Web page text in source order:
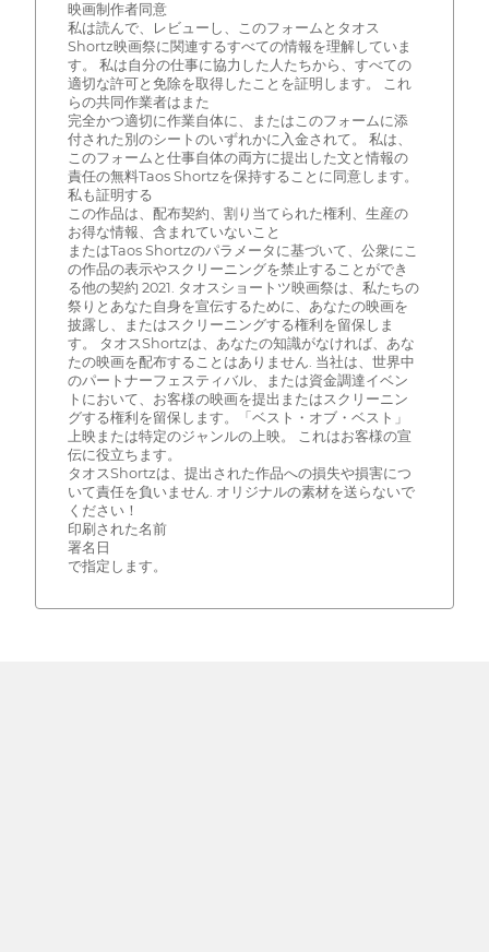
映画制作者同意
私は読んで、レビューし、このフォームとタオス
Shortz映画祭に関連するすべての情報を理解していま
す。 私は自分の仕事に協力した人たちから、すべての
適切な許可と免除を取得したことを証明します。 これ
らの共同作業者はまた
完全かつ適切に作業自体に、またはこのフォームに添
付された別のシートのいずれかに入金されて。 私は、
このフォームと仕事自体の両方に提出した文と情報の
責任の無料Taos Shortzを保持することに同意します。
私も証明する
この作品は、配布契約、割り当てられた権利、生産の
お得な情報、含まれていないこと
またはTaos Shortzのパラメータに基づいて、公衆にこ
の作品の表示やスクリーニングを禁止することができ
る他の契約 2021. タオスショートツ映画祭は、私たちの
祭りとあなた自身を宣伝するために、あなたの映画を
披露し、またはスクリーニングする権利を留保しま
す。 タオスShortzは、あなたの知識がなければ、あな
たの映画を配布することはありません. 当社は、世界中
のパートナーフェスティバル、または資金調達イベン
トにおいて、お客様の映画を提出またはスクリーニン
グする権利を留保します。「ベスト・オブ・ベスト」
上映または特定のジャンルの上映。 これはお客様の宣
伝に役立ちます。
タオスShortzは、提出された作品への損失や損害につ
いて責任を負いません. オリジナルの素材を送らないで
ください！
印刷された名前
署名日
で指定します。